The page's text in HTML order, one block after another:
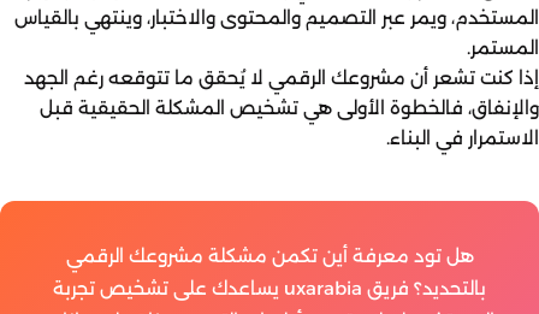
المستخدم، ويمر عبر التصميم والمحتوى والاختبار، وينتهي بالقياس
المستمر.
إذا كنت تشعر أن مشروعك الرقمي لا يُحقق ما تتوقعه رغم الجهد
والإنفاق، فالخطوة الأولى هي تشخيص المشكلة الحقيقية قبل
الاستمرار في البناء.
هل تود معرفة أين تكمن مشكلة مشروعك الرقمي
بالتحديد؟ فريق uxarabia يساعدك على تشخيص تجربة